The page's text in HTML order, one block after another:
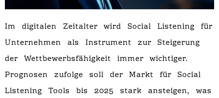
Im digitalen Zeitalter wird Social Listening für
Unternehmen als Instrument zur Steigerung
der Wettbewerbsfähigkeit immer wichtiger.
Prognosen zufolge soll der Markt für Social
Listening Tools bis 2025 stark ansteigen, was